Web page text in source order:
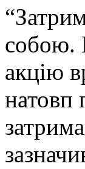
собою.
акцію
натовп